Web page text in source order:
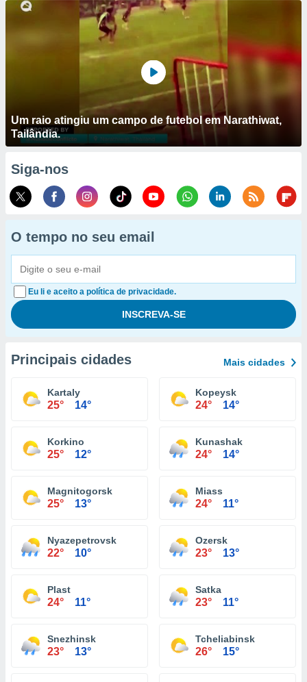
Um raio atingiu um campo de futebol em Narathiwat,
Tailândia.
Siga-nos
O tempo no seu email
Eu li e aceito a política de privacidade.
Principais cidades Mais cidades
Kartaly
25° 14°
Kopeysk
24° 14°
Korkino
25° 12°
Kunashak
24° 14°
Magnitogorsk
25° 13°
Miass
24° 11°
Nyazepetrovsk
22° 10°
Ozersk
23° 13°
Plast
24° 11°
Satka
23° 11°
Snezhinsk
23° 13°
Tcheliabinsk
26° 15°